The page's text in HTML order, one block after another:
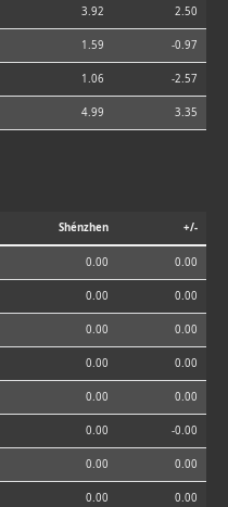
3.92 2.50
1.59 -0.97
1.06 -2.57
4.99 3.35
Shénzhen +/-
0.00 0.00
0.00 0.00
0.00 0.00
0.00 0.00
0.00 0.00
0.00 -0.00
0.00 0.00
0.00 0.00